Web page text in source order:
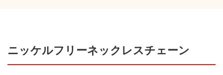
ニッケルフリーネックレスチェーン